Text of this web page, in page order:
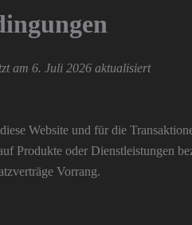
am 6. Juli 2026 aktualisiert
Website und für die
Produkte oder Dienstleistungen
Vorrang.